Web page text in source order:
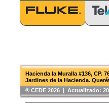
Hacienda la Muralla #136, CP.
Jardines de la Hacienda.
®️ CEDE 2026 | Actualizado: